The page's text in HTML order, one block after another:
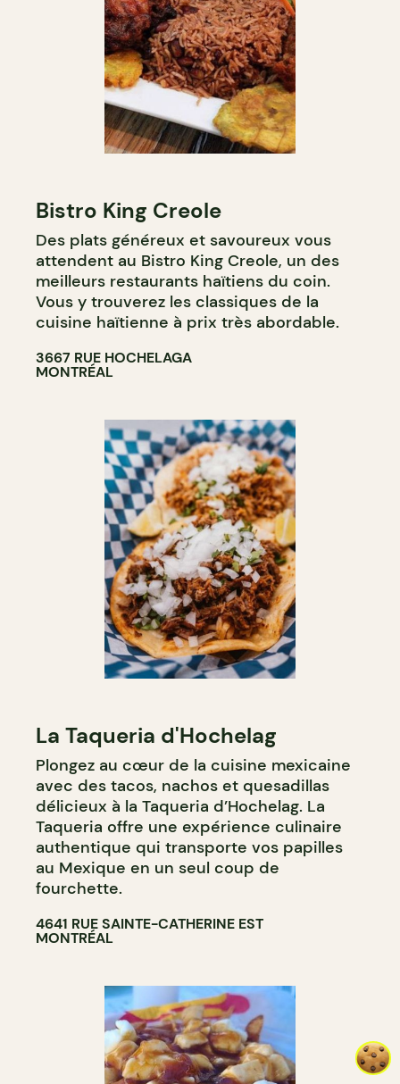
Bistro King Creole
Des plats généreux et savoureux vous
attendent au Bistro King Creole, un des
meilleurs restaurants haïtiens du coin.
Vous y trouverez les classiques de la
cuisine haïtienne à prix très abordable.
3667 RUE HOCHELAGA
MONTRÉAL
La Taqueria d'Hochelag
Plongez au cœur de la cuisine mexicaine
avec des tacos, nachos et quesadillas
délicieux à la Taqueria d’Hochelag. La
Taqueria offre une expérience culinaire
authentique qui transporte vos papilles
au Mexique en un seul coup de
fourchette.
4641 RUE SAINTE-CATHERINE EST
MONTRÉAL